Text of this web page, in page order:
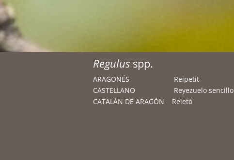
Regulus spp.
ARAGONÉS Reipetit
CASTELLANO Reyezuelo sencillo
CATALÁN DE ARAGÓN Reietó